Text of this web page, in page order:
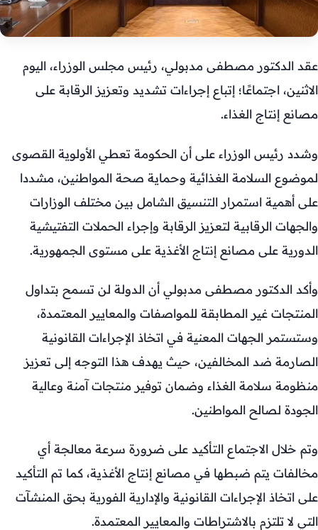
عقد الدكتور مصطفى مدبولي، رئيس مجلس الوزراء، اليوم
الاثنين، اجتماعًا؛ إتباع إجراءات تشديد وتعزيز الرقابة على
مصانع إنتاج الغذاء.
وشدد رئيس الوزراء على أن الحكومة تعطي الأولوية القصوى
لموضوع السلامة الغذائية وحماية صحة المواطنين، مشددا
على أهمية استمرار التنسيق الشامل بين مختلف الوزارات
والجهات الرقابية لتعزيز الرقابة وإجراء الحملات التفتيشية
الدورية على مصانع إنتاج الأغذية على مستوى الجمهورية.
وأكد الدكتور مصطفى مدبولي أن الدولة لن تسمح بتداول
المنتجات غير المطابقة للمواصفات والمعايير المعتمدة،
وستستمر الجهات المعنية في اتخاذ الإجراءات القانونية
الصارمة ضد المخالفين، حيث يهدف هذا التوجه إلى تعزيز
منظومة سلامة الغذاء وضمان توفير منتجات آمنة وعالية
الجودة لصالح المواطنين.
وتم خلال الاجتماع التأكيد على ضرورة سرعة معالجة أي
مخالفات يتم ضبطها في مصانع إنتاج الأغذية، كما تم التأكيد
على اتخاذ الإجراءات القانونية والإدارية الفورية بحق المنشآت
التي لا تلتزم بالاشتراطات والمعايير المعتمدة.